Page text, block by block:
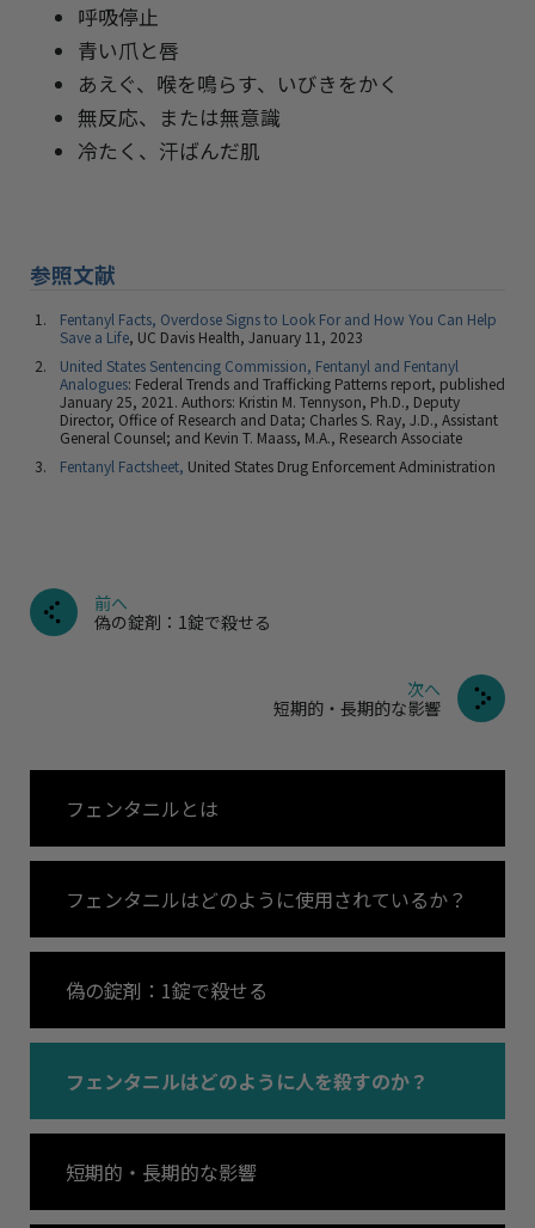
呼吸停止
青い爪と唇
あえぐ、喉を鳴らす、いびきをかく
無反応、または無意識
冷たく、汗ばんだ肌
参照文献
Fentanyl Facts, Overdose Signs to Look For and How You Can Help
Save a Life, UC Davis Health, January 11, 2023
United States Sentencing Commission, Fentanyl and Fentanyl
Analogues: Federal Trends and Trafficking Patterns report, published
January 25, 2021. Authors: Kristin M. Tennyson, Ph.D., Deputy
Director, Office of Research and Data; Charles S. Ray, J.D., Assistant
General Counsel; and Kevin T. Maass, M.A., Research Associate
Fentanyl Factsheet, United States Drug Enforcement Administration
前へ
偽の錠剤：1錠で殺せる
次へ
短期的・長期的な影響
フェンタニルとは
フェンタニルはどのように使用されているか？
偽の錠剤：1錠で殺せる
フェンタニルはどのように人を殺すのか？
短期的・長期的な影響